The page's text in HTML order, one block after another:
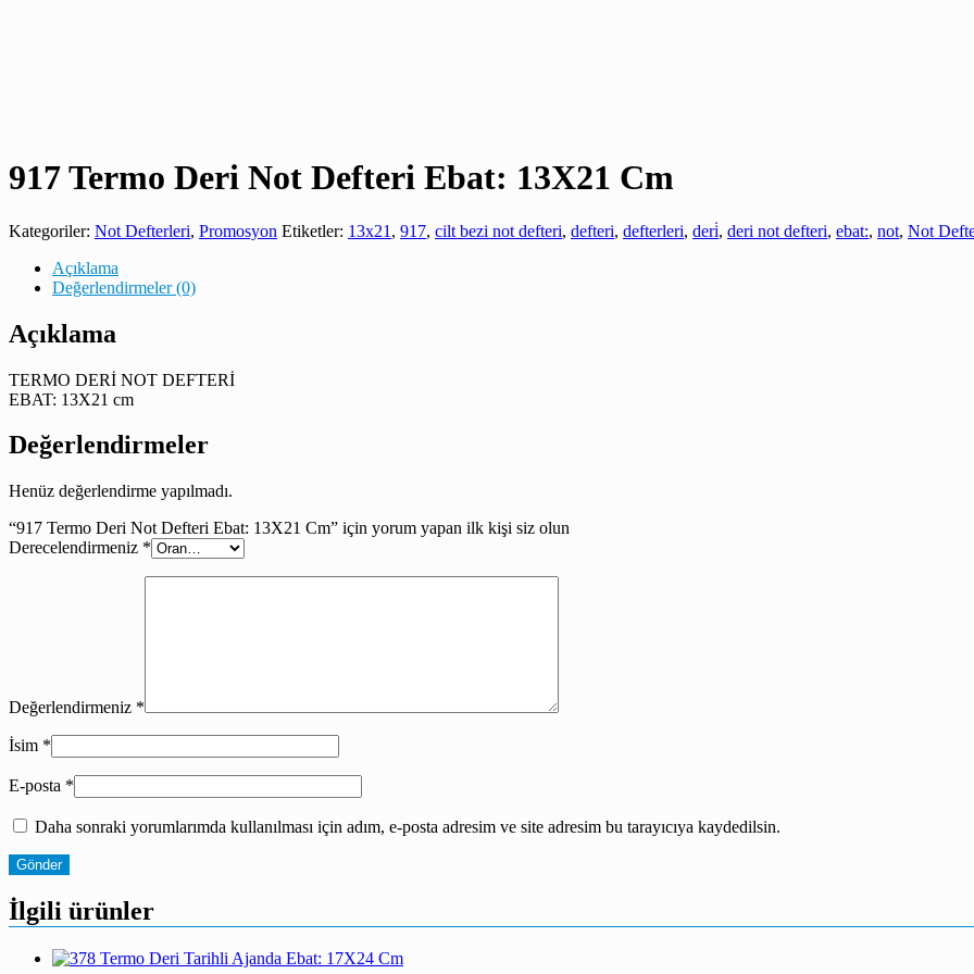
917 Termo Deri Not Defteri Ebat: 13X21 Cm
Kategoriler: Not Defterleri, Promosyon Etiketler: 13x21 , 917, cilt bezi not defteri, defteri, defterleri, deri̇, deri not defteri, ebat:, not, Not
Açıklama
Değerlendirmeler (0)
Açıklama
TERMO DERİ NOT DEFTERİ
EBAT: 13X21 cm
Değerlendirmeler
Henüz değerlendirme yapılmadı.
“917 Termo Deri Not Defteri Ebat: 13X21 Cm” için yorum yapan ilk kişi siz olun
Derecelendirmeniz *
Değerlendirmeniz *
İsim *
E-posta *
Daha sonraki yorumlarımda kullanılması için adım, e-posta adresim ve site adresim bu tarayıcıya kaydedilsin.
İlgili ürünler